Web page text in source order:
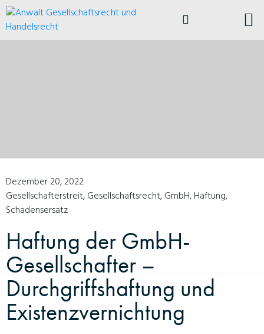
Dezember 20, 2022
Gesellschafterstreit,Gesellschaftsrecht,GmbH,Haftung,
Schadensersatz
Haftung der GmbH-
Gesellschafter –
Durchgriffshaftung und
Existenzvernichtung